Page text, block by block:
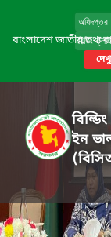
বাংলাদেশ জাতীয় তথ্য
ইন